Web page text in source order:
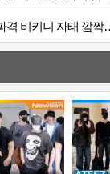
격 비키니 자태 깜